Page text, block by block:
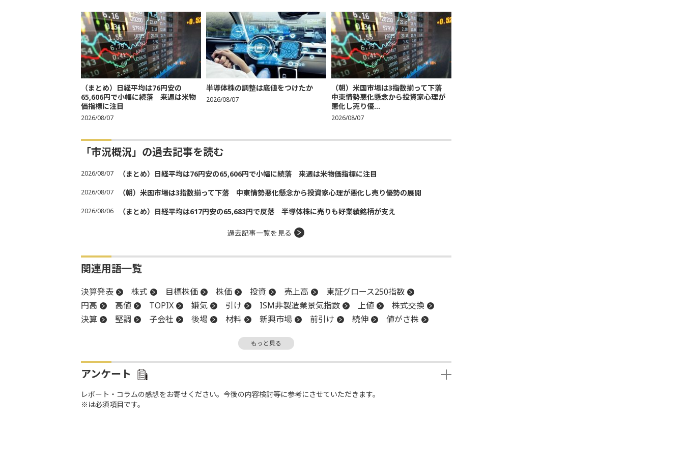
（まとめ）日経平均は76円安の
65,606円で小幅に続落 来週は米物
価指標に注目
2026/08/07
半導体株の調整は底値をつけたか
2026/08/07
（朝）米国市場は3指数揃って下落
中東情勢悪化懸念から投資家心理が
悪化し売り優...
2026/08/07
「市況概況」の過去記事を読む
2026/08/07 （まとめ）日経平均は76円安の65,606円で小幅に続落 来週は米物価指標に注目
2026/08/07 （朝）米国市場は3指数揃って下落 中東情勢悪化懸念から投資家心理が悪化し売り優勢の展開
2026/08/06 （まとめ）日経平均は617円安の65,683円で反落 半導体株に売りも好業績銘柄が支え
過去記事一覧を見る
関連用語一覧
決算発表 株式 目標株価 株価 投資 売上高
東証グロース250指数
円高
高値 TOPIX 嫌気 引け ISM非製造業景気指数 上値
株式交換
決算
堅調 子会社 後場 材料 新興市場 前引け 続伸
値がさ株
もっと見る
アンケート
レポート・コラムの感想をお寄せください。今後の内容検討等に参考にさせていただきます。
※は必須項目です。